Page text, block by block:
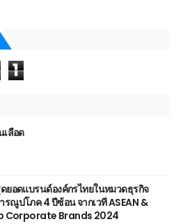
1
เลือด
ยอดแบรนด์องค์กรไทยในหมวดธุรกิจ
ณูปโภค 4 ปีซ้อน จากเวที ASEAN &
Corporate Brands 2024